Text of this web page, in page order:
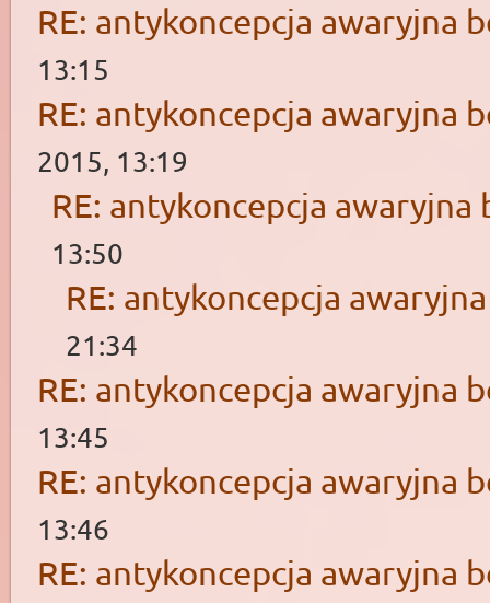
RE: antykoncepcja awaryjna
13:15
RE: antykoncepcja awaryjna
2015, 13:19
RE: antykoncepcja awaryjna
13:50
RE: antykoncepcja
21:34
RE: antykoncepcja awaryjna
13:45
RE: antykoncepcja awaryjna
13:46
RE: antykoncepcja awaryjna